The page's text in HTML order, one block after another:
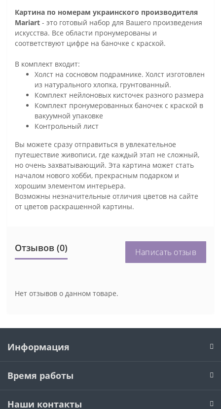
Картина по номерам украинского производителя
Mariart - это готовый набор для Вашего произведения
искусства. Все области пронумерованы и
соответствуют цифре на баночке с краской.
В комплект входит:
Холст на сосновом подрамнике. Холст изготовлен
из натурального хлопка, грунтованный.
Комплект нейлоновых кисточек разного размера
Комплект пронумерованных баночек с краской в
вакуумной упаковке
Контрольный лист
Вы можете сразу отправиться в увлекательное
путешествие живописи, где каждый этап не сложный,
но очень захватывающий. Эта картина может стать
началом нового хобби, прекрасным подарком и
хорошим элементом интерьера.
Возможны незначительные отличия цветов на сайте
от цветов раскрашенной картины.
Отзывов (0) Написать отзыв
Нет отзывов о данном товаре.
Информация
Время работы
Наши контакты